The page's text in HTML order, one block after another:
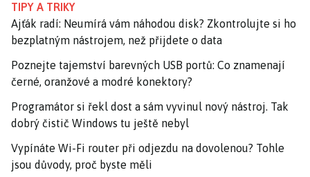
TIPY A TRIKY
Ajťák radí: Neumírá vám náhodou disk? Zkontrolujte si ho
bezplatným nástrojem, než přijdete o data
Poznejte tajemství barevných USB portů: Co znamenají
černé, oranžové a modré konektory?
Programátor si řekl dost a sám vyvinul nový nástroj. Tak
dobrý čistič Windows tu ještě nebyl
Vypínáte Wi-Fi router při odjezdu na dovolenou? Tohle
jsou důvody, proč byste měli